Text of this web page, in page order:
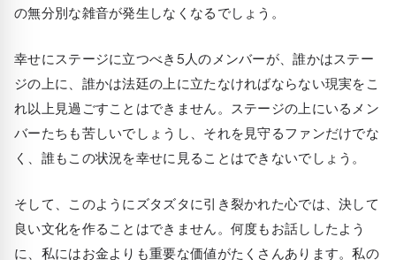
の無分別な雑音が発生しなくなるでしょう。
幸せにステージに立つべき5人のメンバーが、誰かはステー
ジの上に、誰かは法廷の上に立たなければならない現実をこ
れ以上見過ごすことはできません。ステージの上にいるメン
バーたちも苦しいでしょうし、それを見守るファンだけでな
く、誰もこの状況を幸せに見ることはできないでしょう。
そして、このようにズタズタに引き裂かれた心では、決して
良い文化を作ることはできません。何度もお話ししたよう
に、私にはお金よりも重要な価値がたくさんあります。私の